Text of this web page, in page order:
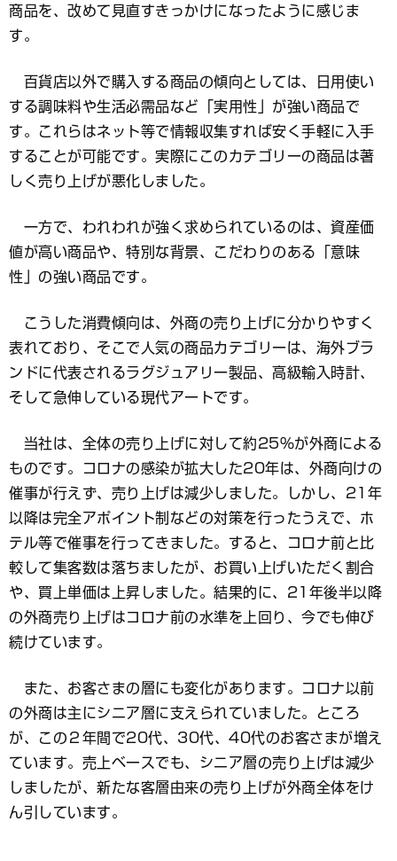
商品を、改めて見直すきっかけになったように感じま
す。
百貨店以外で購入する商品の傾向としては、日用使い
する調味料や生活必需品など「実用性」が強い商品で
す。これらはネット等で情報収集すれば安く手軽に入手
することが可能です。実際にこのカテゴリーの商品は著
しく売り上げが悪化しました。
一方で、われわれが強く求められているのは、資産価
値が高い商品や、特別な背景、こだわりのある「意味
性」の強い商品です。
こうした消費傾向は、外商の売り上げに分かりやすく
表れており、そこで人気の商品カテゴリーは、海外ブラ
ンドに代表されるラグジュアリー製品、高級輸入時計、
そして急伸している現代アートです。
当社は、全体の売り上げに対して約25％が外商による
ものです。コロナの感染が拡大した20年は、外商向けの
催事が行えず、売り上げは減少しました。しかし、21年
以降は完全アポイント制などの対策を行ったうえで、ホ
テル等で催事を行ってきました。すると、コロナ前と比
較して集客数は落ちましたが、お買い上げいただく割合
や、買上単価は上昇しました。結果的に、21年後半以降
の外商売り上げはコロナ前の水準を上回り、今でも伸び
続けています。
また、お客さまの層にも変化があります。コロナ以前
の外商は主にシニア層に支えられていました。ところ
が、この２年間で20代、30代、40代のお客さまが増え
ています。売上ベースでも、シニア層の売り上げは減少
しましたが、新たな客層由来の売り上げが外商全体をけ
ん引しています。